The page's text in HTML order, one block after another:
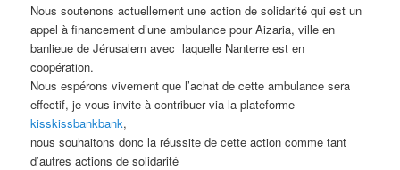
Nous soutenons actuellement une action de solidarité qui est un
appel à financement d’une ambulance pour Aizaria, ville en
banlieue de Jérusalem avec laquelle Nanterre est en
coopération.
Nous espérons vivement que l’achat de cette ambulance sera
effectif, je vous invite à contribuer via la plateforme
kisskissbankbank,
nous souhaitons donc la réussite de cette action comme tant
d’autres actions de solidarité